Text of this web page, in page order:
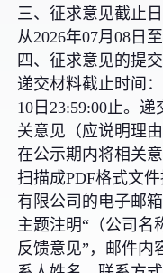
三、征求意见截止
从2026年07月08日
四、征求意见的提
递交材料截止时间
10日23:59:00止。
关意见（应说明理
在公示期内将相关
扫描成PDF格式文
有限公司的电子邮
主题注明“（公司名
反馈意见”，邮件内